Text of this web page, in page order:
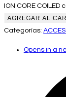
ION CORE COILED
AGREGAR AL
Categorías:
Opens in a